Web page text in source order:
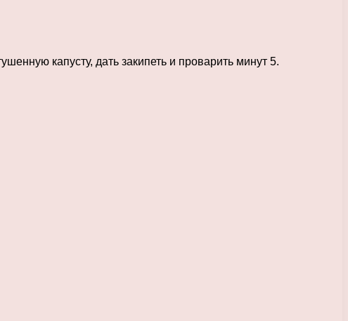
капусту, дать закипеть и проварить минут 5.